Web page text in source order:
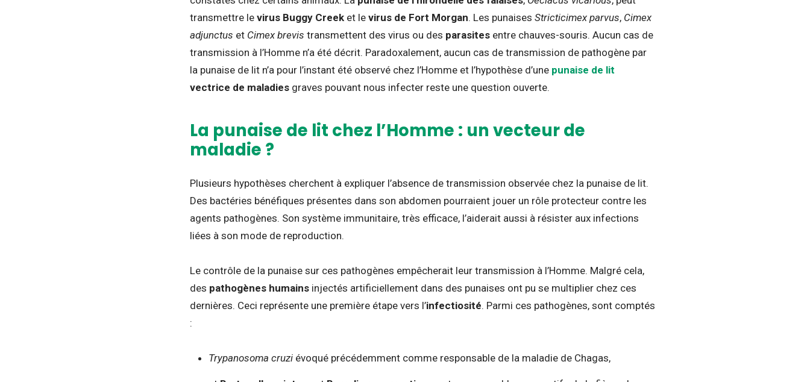
transmettre le virus Buggy Creek et le virus de Fort Morgan. Les punaises Stricticimex parvus, Cimex
adjunctus et Cimex brevis transmettent des virus ou des parasites entre chauves-souris. Aucun cas de
transmission à l’Homme n’a été décrit. Paradoxalement, aucun cas de transmission de pathogène par
la punaise de lit n’a pour l’instant été observé chez l’Homme et l’hypothèse d’une punaise de lit
vectrice de maladies graves pouvant nous infecter reste une question ouverte.
La punaise de lit chez l’Homme : un vecteur de
maladie ?
Plusieurs hypothèses cherchent à expliquer l’absence de transmission observée chez la punaise de lit.
Des bactéries bénéfiques présentes dans son abdomen pourraient jouer un rôle protecteur contre les
agents pathogènes. Son système immunitaire, très efficace, l’aiderait aussi à résister aux infections
liées à son mode de reproduction.
Le contrôle de la punaise sur ces pathogènes empêcherait leur transmission à l’Homme. Malgré cela,
des pathogènes humains injectés artificiellement dans des punaises ont pu se multiplier chez ces
dernières. Ceci représente une première étape vers l’infectiosité. Parmi ces pathogènes, sont comptés
:
Trypanosoma cruziévoqué précédemment comme responsable de la maladie de Chagas,